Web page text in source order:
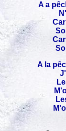
A a
A la